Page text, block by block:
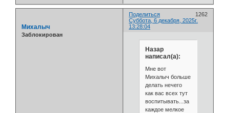
Поделиться
1262
Суббота, 6 декабря, 2025г.
13:28:04
Михалыч
Заблокирован
Назар
написал(а):
Мне вот
Михалыч больше
делать нечего
как вас всех тут
воспитывать...за
каждое мелкое